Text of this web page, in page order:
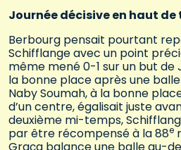
Journée décisive en haut
Berbourg pensait pourtant
Schifflange avec un point
même mené 0-1 sur un but de
la bonne place après une
Naby Soumah, à la bonne
d’un centre, égalisait juste
deuxième mi-temps,
par être récompensé à la 88e